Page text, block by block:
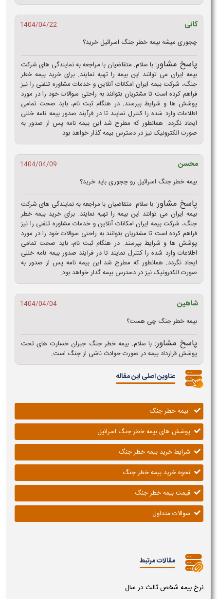
کانی
1404/04/22
چجوری میشه بیمه خطر جنگ اسرائیل خرید؟
پاسخ مشاور: با سلام. متقاضیان با مراجعه به نمایندگی های شرکت‌
بیمه ایران می توانند این بیمه را تهیه نمایند. برای خرید بیمه خطر
جنگ، شرکت بیمه ایران امکانات آنلاین و خدمات مشاوره تلفنی را نیز
فراهم کرده است تا مشتریان بتوانند به راحتی سوالات خود را در مورد
پوشش ‌ها و شرایط بپرسند. در هنگام ثبت ‌نام، باید صحت تمامی
اطلاعات وارد شده را کنترل نمایند تا در فرآیند صدور بیمه‌ نامه خللی
ایجاد نگردد. همانطور که مطرح شد این بیمه نامه پس از صدور به
صورت الکترونیک نیز در دسترس بیمه گذار خواهد بود.
محسن
1404/04/09
بیمه خطر جنگ اسرائیل رو چجوری باید خرید؟
پاسخ مشاور: با سلام. متقاضیان با مراجعه به نمایندگی های شرکت‌
بیمه ایران می توانند این بیمه را تهیه نمایند. برای خرید بیمه خطر
جنگ، شرکت بیمه ایران امکانات آنلاین و خدمات مشاوره تلفنی را نیز
فراهم کرده است تا مشتریان بتوانند به راحتی سوالات خود را در مورد
پوشش ‌ها و شرایط بپرسند. در هنگام ثبت ‌نام، باید صحت تمامی
اطلاعات وارد شده را کنترل نمایند تا در فرآیند صدور بیمه‌ نامه خللی
ایجاد نگردد. همانطور که مطرح شد این بیمه نامه پس از صدور به
صورت الکترونیک نیز در دسترس بیمه گذار خواهد بود.
شاهین
1404/04/04
بیمه خطر جنگ چی هست؟
پاسخ مشاور: با سلام. بیمه خطر جنگ جبران خسارت های تحت
پوشش قرارداد بیمه در صورت حوادث ناشی از جنگ است.
عناوین اصلی این مقاله
بیمه خطر جنگ
پوشش های بیمه خطر جنگ اسرائیل
شرایط خرید بیمه خطر جنگ
نحوه خرید بیمه خطر جنگ
قیمت بیمه خطر جنگ
سوالات متداول
مقالات مرتبط
نرخ بیمه شخص ثالث در سال